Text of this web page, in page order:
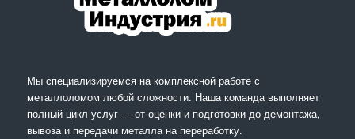
Мы специализируемся на комплексной работе с
металлоломом любой сложности. Наша команда выполняет
полный цикл услуг — от оценки и подготовки до демонтажа,
вывоза и передачи металла на переработку.